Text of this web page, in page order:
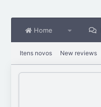
Home
Itens novos New reviews